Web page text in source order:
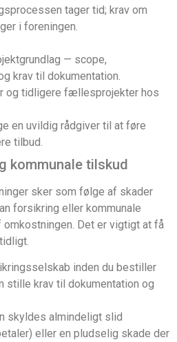
tager tid; krav om
i foreningen.
— scope,
krav til dokumentation.
og tidligere fællesprojekter hos
en uvildig rådgiver til at føre
tilbud.
kommunale tilskud
sker som følge af skader
forsikring eller kommunale
Det er vigtigt at få
inden du bestiller
stille krav til dokumentation og
skyldes almindeligt slid
eller en pludselig skade der